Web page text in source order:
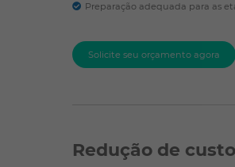
Preparação adequada para as
Solicite seu orçamento agora
Redução de